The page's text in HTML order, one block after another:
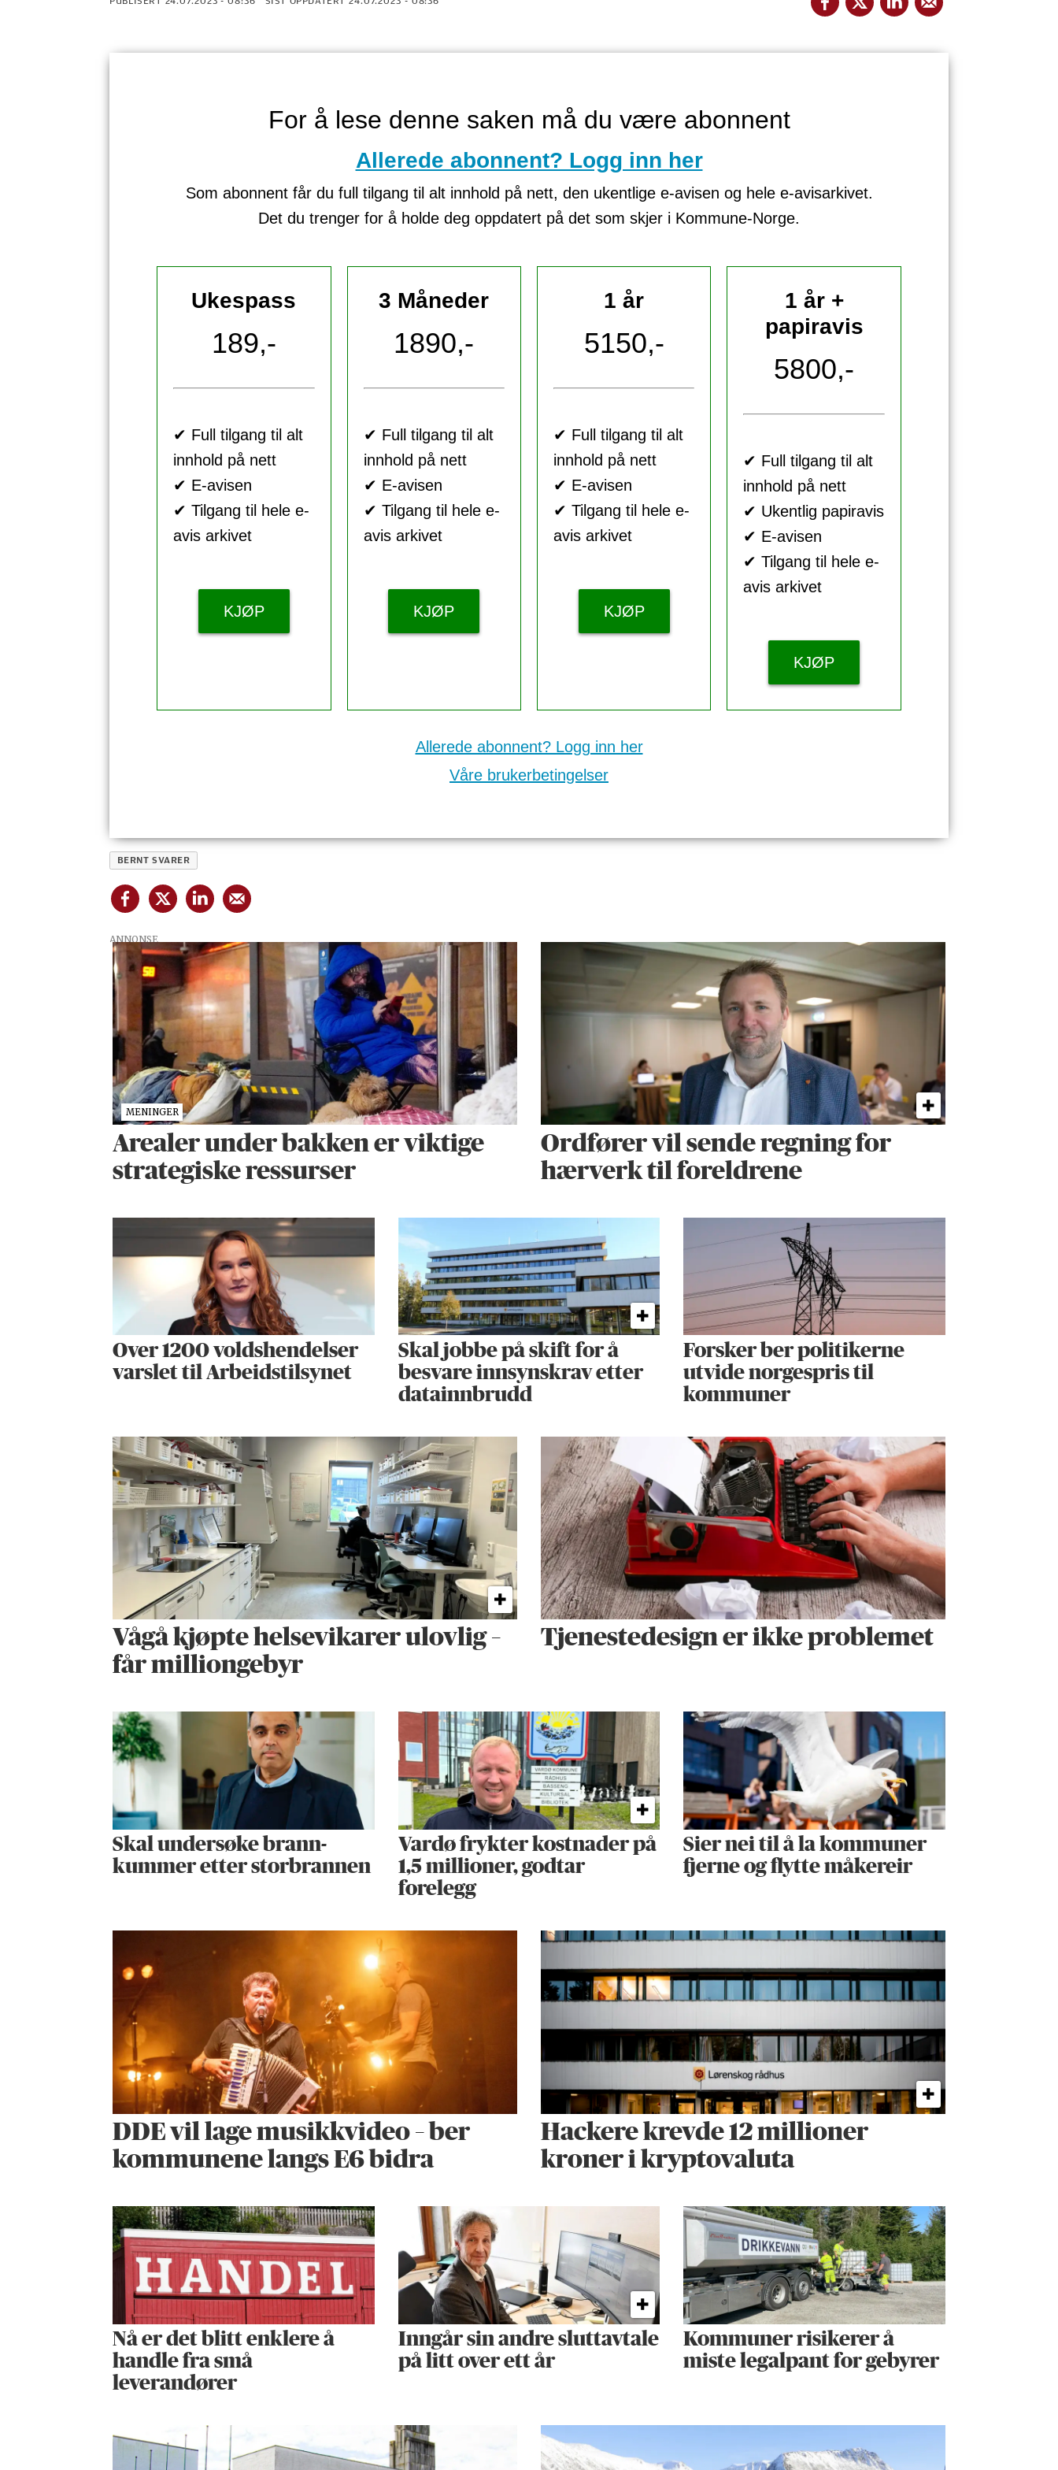
For å lese denne saken må du være abonnent
Allerede abonnent? Logg inn her
Som abonnent får du full tilgang til alt innhold på nett, den ukentlige e-avisen og hele e-avisarkivet.
Det du trenger for å holde deg oppdatert på det som skjer i Kommune-Norge.
Ukespass
189,-
✔ Full tilgang til alt
innhold på nett
✔ E-avisen
✔ Tilgang til hele e-
avis arkivet
KJØP
3 Måneder
1890,-
✔ Full tilgang til alt
innhold på nett
✔ E-avisen
✔ Tilgang til hele e-
avis arkivet
KJØP
1 år
5150,-
✔ Full tilgang til alt
innhold på nett
✔ E-avisen
✔ Tilgang til hele e-
avis arkivet
KJØP
1 år +
papiravis
5800,-
✔ Full tilgang til alt
innhold på nett
✔ Ukentlig papiravis
✔ E-avisen
✔ Tilgang til hele e-
avis arkivet
KJØP
Allerede abonnent? Logg inn her
Våre brukerbetingelser
BERNT SVARER
ANNONSE
MENINGER
Arealer under bakken er viktige
strategiske ressurser
Ordfører vil sende regning for
hærverk til foreldrene
Over 1200 voldshendelser
varslet til Arbeidstilsynet
Skal jobbe på skift for å
besvare innsynskrav etter
datainnbrudd
Forsker ber politikerne
utvide norgespris til
kommuner
Vågå kjøpte helse­vikarer ulovlig –
får milliongebyr
Tjenestedesign er ikke problemet
Skal undersøke brann­
kummer etter storbrannen
Vardø frykter kostnader på
1,5 millioner, godtar
forelegg
Sier nei til å la kommuner
fjerne og flytte måkereir
DDE vil lage musikkvideo – ber
kommunene langs E6 bidra
Hackere krevde 12 millioner
kroner i kryptovaluta
Nå er det blitt enklere å
handle fra små
leverandører
Inngår sin andre sluttavtale
på litt over ett år
Kommuner risikerer å
miste legalpant for gebyrer